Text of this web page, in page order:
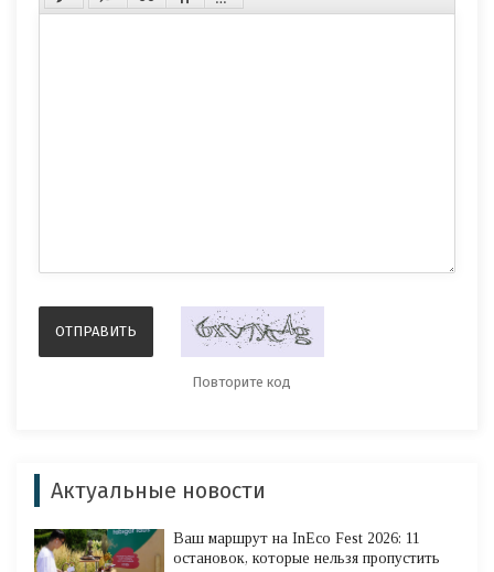
Актуальные новости
Ваш маршрут на InEco Fest 2026: 11
остановок, которые нельзя пропустить